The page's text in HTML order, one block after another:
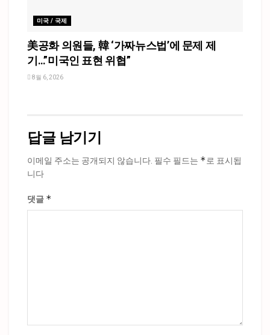
미국 / 국제
美공화 의원들, 韓 ‘가짜뉴스법’에 문제 제
기…”미국인 표현 위협”
8월 6, 2026
답글 남기기
이메일 주소는 공개되지 않습니다. 필수 필드는 *로 표시됩
니다
댓글 *